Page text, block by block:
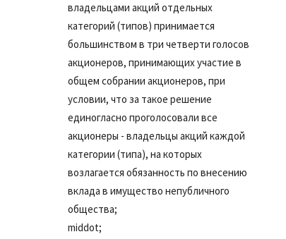
владельцами акций отдельных
категорий (типов) принимается
большинством в три четверти голосов
акционеров, принимающих участие в
общем собрании акционеров, при
условии, что за такое решение
единогласно проголосовали все
акционеры - владельцы акций каждой
категории (типа), на которых
возлагается обязанность по внесению
вклада в имущество непубличного
общества;
middot;